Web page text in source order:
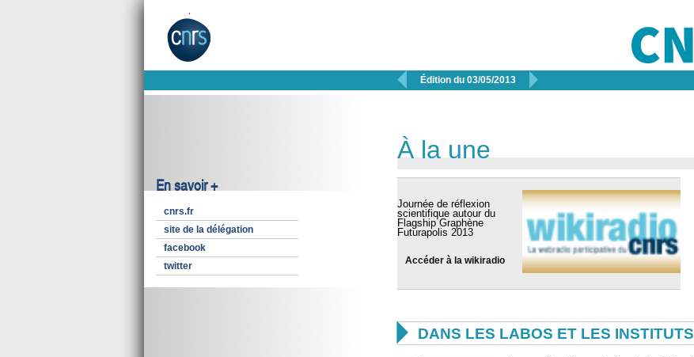
 Édition du 03/05/2013 
En savoir +
cnrs.fr
site de la délégation
facebook
twitter
À la une
Journée de réflexion
scientifique autour du
Flagship Graphène
Futurapolis 2013
Accéder à la wikiradio
 DANS LES LABOS ET LES INSTITUTS